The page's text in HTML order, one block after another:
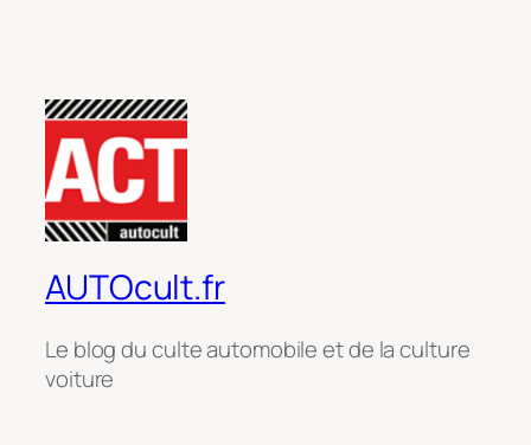
AUTOcult.fr
Le blog du culte automobile et de la culture
voiture